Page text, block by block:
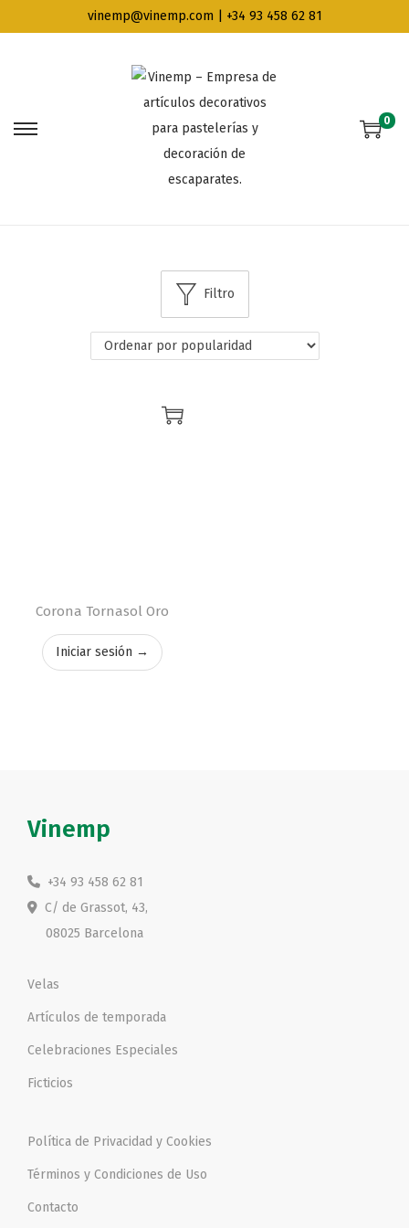
vinemp@vinemp.com | +34 93 458 62 81
0
Filtro
Corona Tornasol Oro
Iniciar sesión →
Vinemp
+34 93 458 62 81
C/ de Grassot, 43,
08025 Barcelona
Velas
Artículos de temporada
Celebraciones Especiales
Ficticios
Política de Privacidad y Cookies
Términos y Condiciones de Uso
Contacto